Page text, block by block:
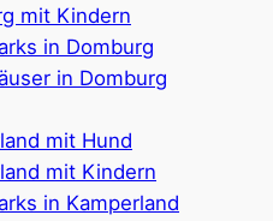
mit Kindern
in Domburg
in Domburg
mit Hund
mit Kindern
in Kamperland
3,9/5 Sterne
Dishoek